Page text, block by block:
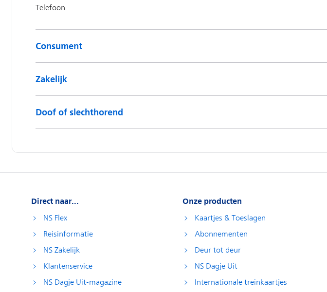
Consument
Zakelijk
Doof of slechthorend
Direct naar...
NS Flex
Reisinformatie
NS Zakelijk
Klantenservice
NS Dagje Uit-magazine
Onze producten
Kaartjes & Toeslagen
Abonnementen
Deur tot deur
NS Dagje Uit
Internationale treinkaartjes